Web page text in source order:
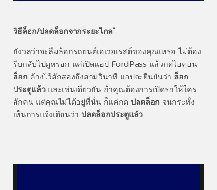
Video
วิธีล็อก/ปลดล็อกจากระยะไกล*
กังวลว่าจะลืมล็อกรถยนต์เอเวอเรสต์ของคุณเหรอ ไม่ต้อง
รีบกลับไปดูหรอก แค่เปิดแอป FordPass แล้วกดไอคอน
ล็อก ค้างไว้สักสองถึงสามวินาที แอปจะยืนยันว่า ล็อก
ประตูแล้วและเช่นเดียวกัน ถ้าคุณต้องการเปิดรถให้ใคร
สักคน แต่คุณไม่ได้อยู่ที่นั่น ก็แค่กด ปลดล็อก จนกระทั่ง
เห็นการแจ้งเตือนว่า ปลดล็อกประตูแล้ว